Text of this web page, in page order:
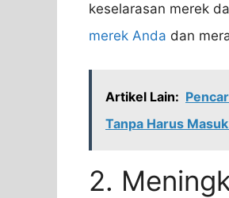
keselarasan merek
merek Anda dan
Artikel Lain:
Tanpa Harus
2.